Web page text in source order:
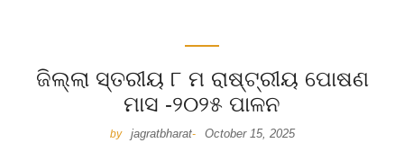
ଜିଲ୍ଲା ସ୍ତରୀୟ ୮ ମ ରାଷ୍ଟ୍ରୀୟ ପୋଷଣ
ମାସ -୨୦୨୫ ପାଳନ
by jagratbharat- October 15, 2025